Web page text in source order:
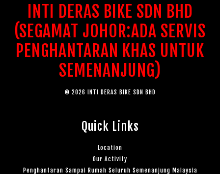
INTI DERAS BIKE SDN BHD
(SEGAMAT JOHOR:ADA SERVIS
PENGHANTARAN KHAS UNTUK
SEMENANJUNG)
© 2026 INTI DERAS BIKE SDN BHD
Quick Links
Location
Our Activity
Penghantaran Sampai Rumah Seluruh Semenanjung Malaysia